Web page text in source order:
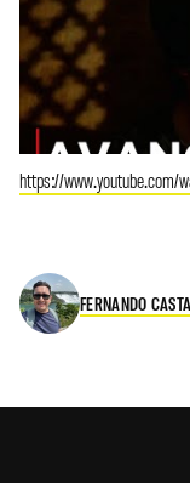
https://www.youtube.com/
FERNANDO